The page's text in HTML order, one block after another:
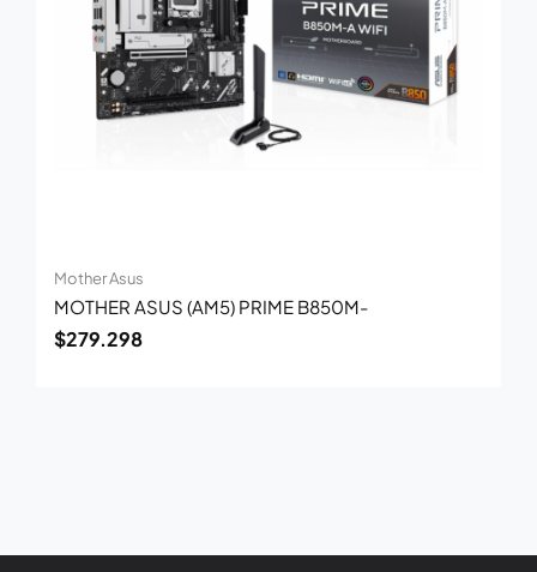
Mother Asus
MOTHER ASUS (AM5) PRIME B850M-
$279.298